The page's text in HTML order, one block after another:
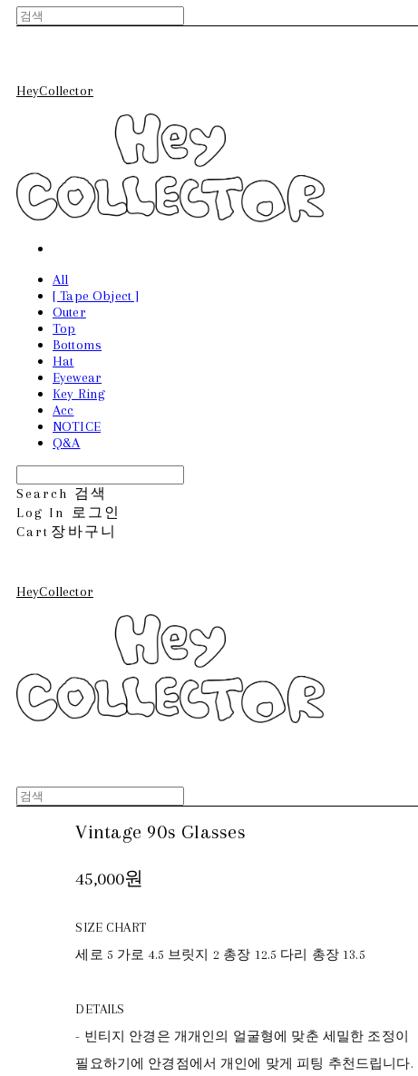
HeyCollector
All
[ Tape Object ]
Outer
Top
Bottoms
Hat
Eyewear
Key Ring
Acc
NOTICE
Q&A
Search 검색
Log In
로그인
Cart 장바구니
HeyCollector
Vintage 90s Glasses
45,000원
SIZE CHART
세로 5 가로 4.5 브릿지 2 총장 12.5 다리 총장 13.5
DETAILS
- 빈티지 안경은 개개인의 얼굴형에 맞춘 세밀한 조정이
필요하기에 안경점에서 개인에 맞게 피팅 추천드립니다.